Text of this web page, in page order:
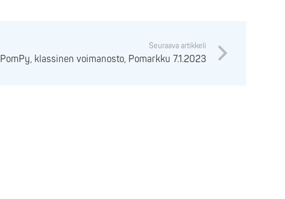
Seuraava artikkeli
PomPy, klassinen voimanosto, Pomarkku 7.1.2023